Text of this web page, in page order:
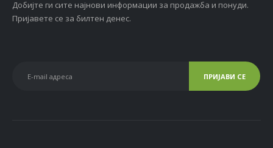
Добијте ги сите најнови информации за продажба и понуди.
Пријавете се за билтен денес.